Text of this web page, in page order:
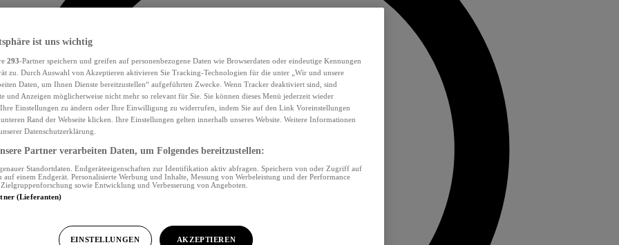
ist uns wichtig
293-Partner speichern und greifen auf personenbezogene Daten wie Browserdaten oder eindeutige Kennungen
zu. Durch Auswahl von Akzeptieren aktivieren Sie Tracking-Technologien für die unter „Wir und unsere
Daten, um Ihnen Dienste bereitzustellen“ aufgeführten Zwecke. Wenn Tracker deaktiviert sind, sind
und Anzeigen möglicherweise nicht mehr so relevant für Sie. Sie können dieses Menü jederzeit wieder
Einstellungen zu ändern oder Ihre Einwilligung zu widerrufen, indem Sie auf den Link Voreinstellungen
Rand der Webseite klicken. Ihre Einstellungen gelten innerhalb unseres Website. Weitere Informationen
Datenschutzerklärung.
Partner verarbeiten Daten, um Folgendes bereitzustellen:
Standortdaten. Endgeräteeigenschaften zur Identifikation aktiv abfragen. Speichern von oder Zugriff auf
einem Endgerät. Personalisierte Werbung und Inhalte, Messung von Werbeleistung und der Performance
sowie Entwicklung und Verbesserung von Angeboten.
(Lieferanten)
EINSTELLUNGEN AKZEPTIEREN